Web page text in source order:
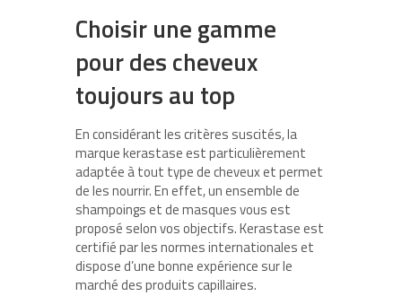
Choisir une gamme
pour des cheveux
toujours au top
En considérant les critères suscités, la
marque kerastase est particulièrement
adaptée à tout type de cheveux et permet
de les nourrir. En effet, un ensemble de
shampoings et de masques vous est
proposé selon vos objectifs. Kerastase est
certifié par les normes internationales et
dispose d’une bonne expérience sur le
marché des produits capillaires.